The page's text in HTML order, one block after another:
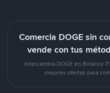
Comercia DOGE sin
vende con tus
Intercambia DOGE en Binance
mejores ofertas para